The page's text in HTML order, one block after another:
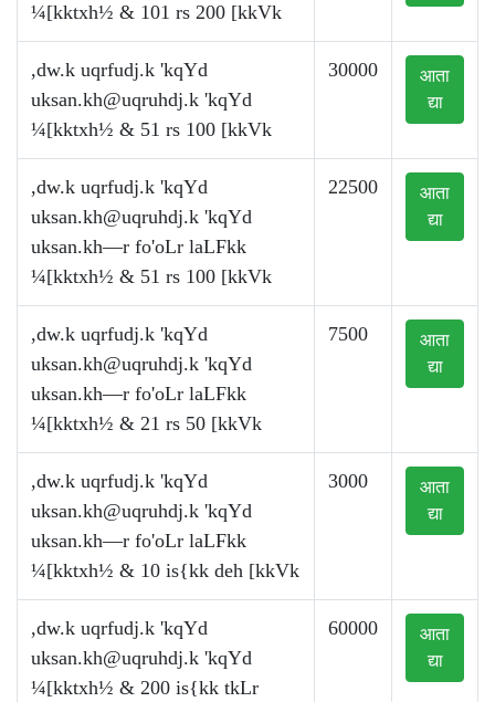
¼[kktxh½ & 101 rs 200 [kkVk
,dw.k uqrfudj.k 'kqYd
uksan.kh@uqruhdj.k 'kqYd
¼[kktxh½ & 51 rs 100 [kkVk
30000
आता
द्या
,dw.k uqrfudj.k 'kqYd
uksan.kh@uqruhdj.k 'kqYd
uksan.kh—r fo'oLr laLFkk
¼[kktxh½ & 51 rs 100 [kkVk
22500
आता
द्या
,dw.k uqrfudj.k 'kqYd
uksan.kh@uqruhdj.k 'kqYd
uksan.kh—r fo'oLr laLFkk
¼[kktxh½ & 21 rs 50 [kkVk
7500
आता
द्या
,dw.k uqrfudj.k 'kqYd
uksan.kh@uqruhdj.k 'kqYd
uksan.kh—r fo'oLr laLFkk
¼[kktxh½ & 10 is{kk deh [kkVk
3000
आता
द्या
,dw.k uqrfudj.k 'kqYd
uksan.kh@uqruhdj.k 'kqYd
¼[kktxh½ & 200 is{kk tkLr
60000
आता
द्या